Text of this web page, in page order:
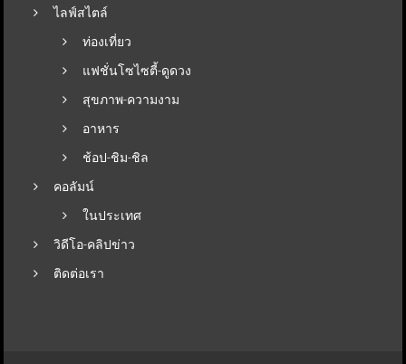
ไลฟ์สไตล์
ท่องเที่ยว
แฟชั่นโซไซตี้-ดูดวง
สุขภาพ-ความงาม
อาหาร
ช้อป-ชิม-ชิล
คอลัมน์
ในประเทศ
วิดีโอ-คลิปข่าว
ติดต่อเรา